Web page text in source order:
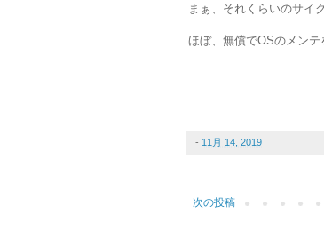
まぁ、それくらいのサイ
ほぼ、無償でOSのメンテ
- 11月 14, 2019
次の投稿